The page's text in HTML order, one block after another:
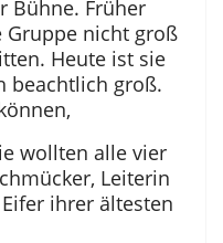
Bühne. Früher
Gruppe nicht groß
Heute ist sie
beachtlich groß.
wollten alle vier
Leiterin
ihrer ältesten